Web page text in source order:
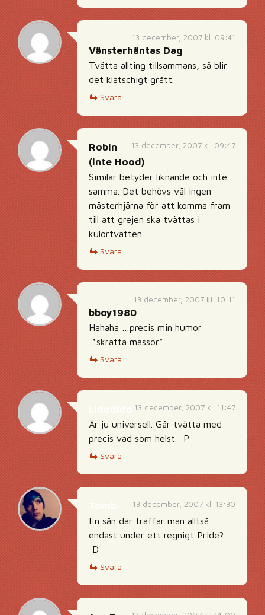
13 december, 2007 kl. 09:41
Vänsterhäntas Dag
Tvätta allting tillsammans, så blir
det klatschigt grått.
Svara
13 december, 2007 kl. 09:47
Robin
(inte Hood)
Similar betyder liknande och inte
samma. Det behövs väl ingen
mästerhjärna för att komma fram
till att grejen ska tvättas i
kulörtvätten.
Svara
13 december, 2007 kl. 10:11
bboy1980
Hahaha …precis min humor
..*skratta massor*
Svara
13 december, 2007 kl. 11:47
Är ju universell. Går tvätta med
precis vad som helst. :P
Svara
13 december, 2007 kl. 13:30
En sån där träffar man alltså
endast under ett regnigt Pride?
:D
Svara